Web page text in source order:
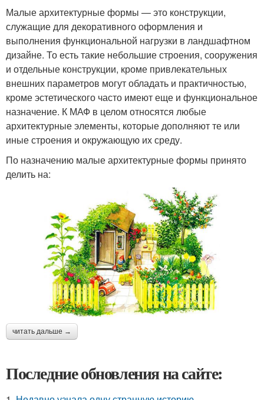
Малые архитектурные формы — это конструкции,
служащие для декоративного оформления и
выполнения функциональной нагрузки в ландшафтном
дизайне. То есть такие небольшие строения, сооружения
и отдельные конструкции, кроме привлекательных
внешних параметров могут обладать и практичностью,
кроме эстетического часто имеют еще и функциональное
назначение. К МАФ в целом относятся любые
архитектурные элементы, которые дополняют те или
иные строения и окружающую их среду.
По назначению малые архитектурные формы принято
делить на:
читать дальше →
Последние обновления на сайте: